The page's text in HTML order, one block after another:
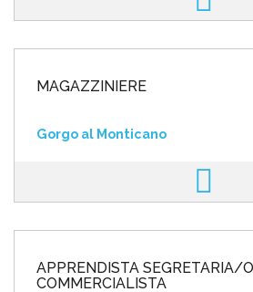
MAGAZZINIERE
Gorgo al Monticano
APPRENDISTA SEGRETARIA/
COMMERCIALISTA